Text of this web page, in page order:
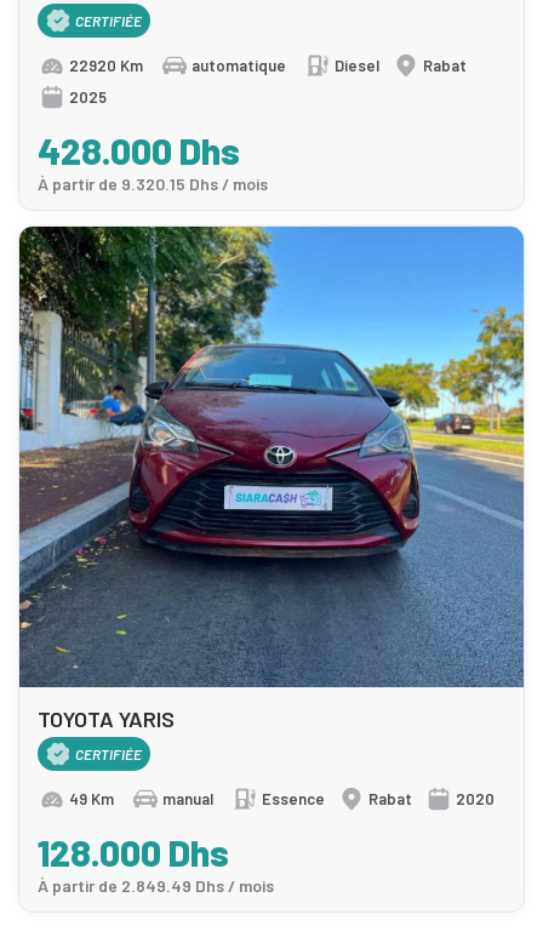
CERTIFIÉE
22920 Km automatique Diesel
Rabat
2025
428.000 Dhs
À partir de 9.320.15 Dhs / mois
TOYOTA YARIS
CERTIFIÉE
49 Km manual Essence Rabat 2020
128.000 Dhs
À partir de 2.849.49 Dhs / mois